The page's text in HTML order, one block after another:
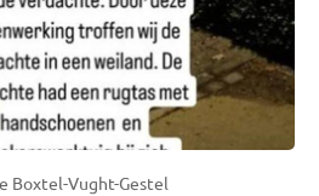
Boxtel-Vught-Gestel